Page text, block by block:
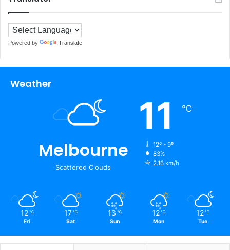
Powered by Translate
Weather
Melbourne
Scattered Clouds
11 ℃
12º - 9º
83%
2.16 km/h
12 ℃
Fri
17 ℃
Sat
13 ℃
Sun
12 ℃
Mon
12 ℃
Tue